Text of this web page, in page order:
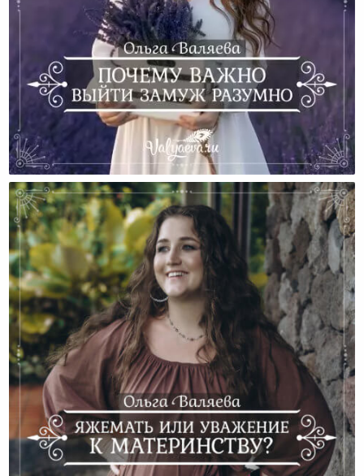
Почему Важно Выйти Замуж Разумно